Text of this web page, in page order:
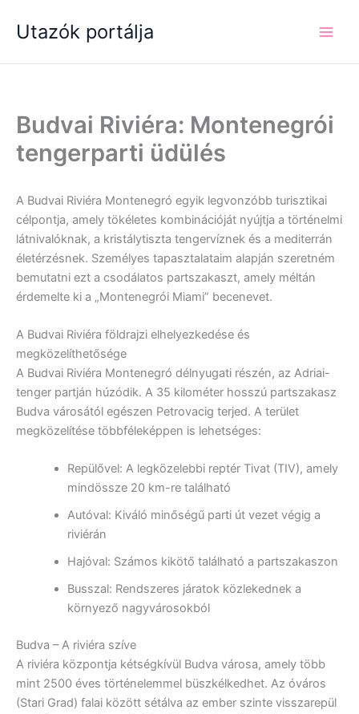
Utazók portálja
Budvai Riviéra: Montenegrói
tengerparti üdülés
A Budvai Riviéra Montenegró egyik legvonzóbb turisztikai
célpontja, amely tökéletes kombinációját nyújtja a történelmi
látnivalóknak, a kristálytiszta tengervíznek és a mediterrán
életérzésnek. Személyes tapasztalataim alapján szeretném
bemutatni ezt a csodálatos partszakaszt, amely méltán
érdemelte ki a „Montenegrói Miami” becenevet.
A Budvai Riviéra földrajzi elhelyezkedése és
megközelíthetősége
A Budvai Riviéra Montenegró délnyugati részén, az Adriai-
tenger partján húzódik. A 35 kilométer hosszú partszakasz
Budva városától egészen Petrovacig terjed. A terület
megközelítése többféleképpen is lehetséges:
Repülővel: A legközelebbi reptér Tivat (TIV), amely
mindössze 20 km-re található
Autóval: Kiváló minőségű parti út vezet végig a
riviérán
Hajóval: Számos kikötő található a partszakaszon
Busszal: Rendszeres járatok közlekednek a
környező nagyvárosokból
Budva – A riviéra szíve
A riviéra központja kétségkívül Budva városa, amely több
mint 2500 éves történelemmel büszkélkedhet. Az óváros
(Stari Grad) falai között sétálva az ember szinte visszarepül